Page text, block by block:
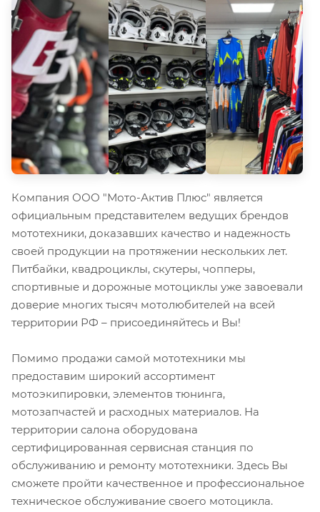
Компания ООО "Мото-Актив Плюс" является
официальным представителем ведущих брендов
мототехники, доказавших качество и надежность
своей продукции на протяжении нескольких лет.
Питбайки, квадроциклы, скутеры, чопперы,
спортивные и дорожные мотоциклы уже завоевали
доверие многих тысяч мотолюбителей на всей
территории РФ – присоединяйтесь и Вы!
Помимо продажи самой мототехники мы
предоставим широкий ассортимент
мотоэкипировки, элементов тюнинга,
мотозапчастей и расходных материалов. На
территории салона оборудована
сертифицированная сервисная станция по
обслуживанию и ремонту мототехники. Здесь Вы
сможете пройти качественное и профессиональное
техническое обслуживание своего мотоцикла.